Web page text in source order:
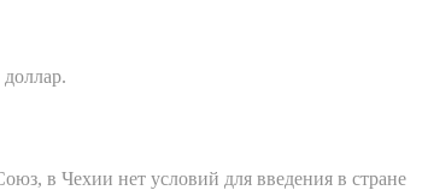
в Чехии нет условий для введения в стране